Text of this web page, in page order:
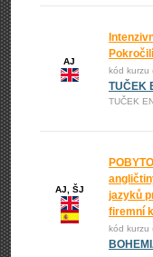
AJ
kód kurzu
TUČEK
TUČEK
AJ, ŠJ
jazyků
firemní
kód kurzu